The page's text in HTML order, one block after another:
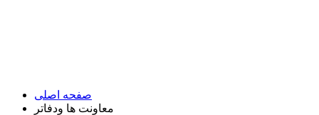
صفحه اصلی
معاونت ها ودفاتر